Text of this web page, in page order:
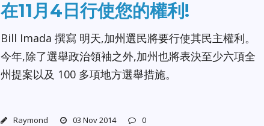
在11月4日行使您的權利!
Bill Imada 撰寫 明天,加州選民將要行使其民主權利。
今年,除了選舉政治領袖之外,加州也將表決至少六項全
州提案以及 100 多項地方選舉措施。
Raymond 03 Nov 2014 0